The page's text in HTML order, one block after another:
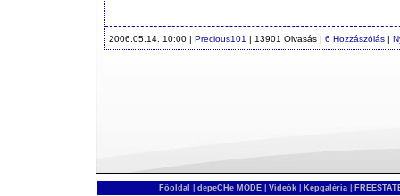
2006.05.14. 10:00 | Precious101 | 13901 Olvasás | 6 Hozzászólás |
Főoldal depeCHe MODE Videók Képgaléria